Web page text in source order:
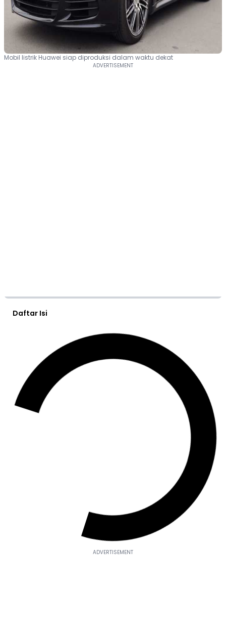
Mobil listrik Huawei siap diproduksi dalam waktu dekat
Daftar Isi